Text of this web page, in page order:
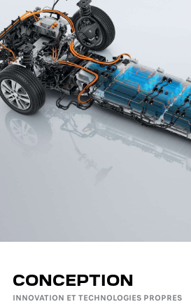
CONCEPTION
INNOVATION ET TECHNOLOGIES PROPRES